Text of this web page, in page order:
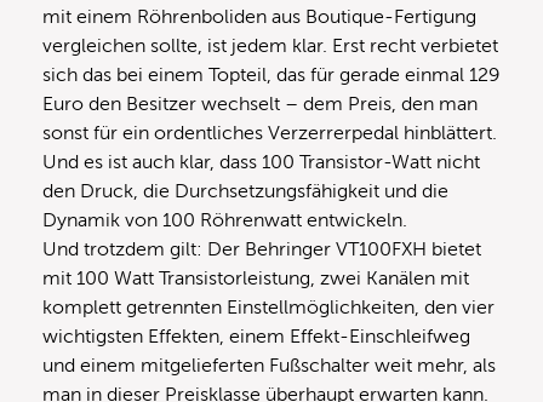
mit einem Röhrenboliden aus Boutique-Fertigung
vergleichen sollte, ist jedem klar. Erst recht verbietet
sich das bei einem Topteil, das für gerade einmal 129
Euro den Besitzer wechselt – dem Preis, den man
sonst für ein ordentliches Verzerrerpedal hinblättert.
Und es ist auch klar, dass 100 Transistor-Watt nicht
den Druck, die Durchsetzungsfähigkeit und die
Dynamik von 100 Röhrenwatt entwickeln.
Und trotzdem gilt: Der Behringer VT100FXH bietet
mit 100 Watt Transistorleistung, zwei Kanälen mit
komplett getrennten Einstellmöglichkeiten, den vier
wichtigsten Effekten, einem Effekt-Einschleifweg
und einem mitgelieferten Fußschalter weit mehr, als
man in dieser Preisklasse überhaupt erwarten kann.